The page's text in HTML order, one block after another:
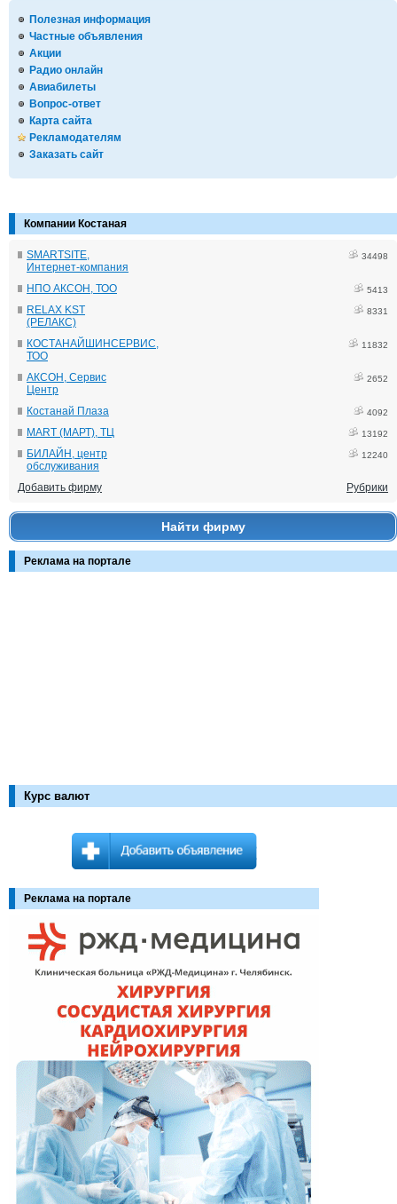
Полезная информация
Частные объявления
Акции
Радио онлайн
Авиабилеты
Вопрос-ответ
Карта сайта
Рекламодателям
Заказать сайт
Компании Костаная
SMARTSITE,
Интернет-компания
34498
НПО АКСОН, ТОО 5413
RELAX KST
(РЕЛАКС)
8331
КОСТАНАЙШИНСЕРВИС,
ТОО
11832
АКСОН, Сервис
Центр
2652
Костанай Плаза 4092
MART (МАРТ), ТЦ 13192
БИЛАЙН, центр
обслуживания
12240
Добавить фирму Рубрики
Найти фирму
Реклама на портале
Курс валют
Реклама на портале